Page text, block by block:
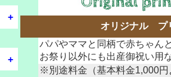
オリジナル
パパやママと同柄で赤ちゃん
お祭り以外にも出産御祝い用
※別途料金（基本料金1,000